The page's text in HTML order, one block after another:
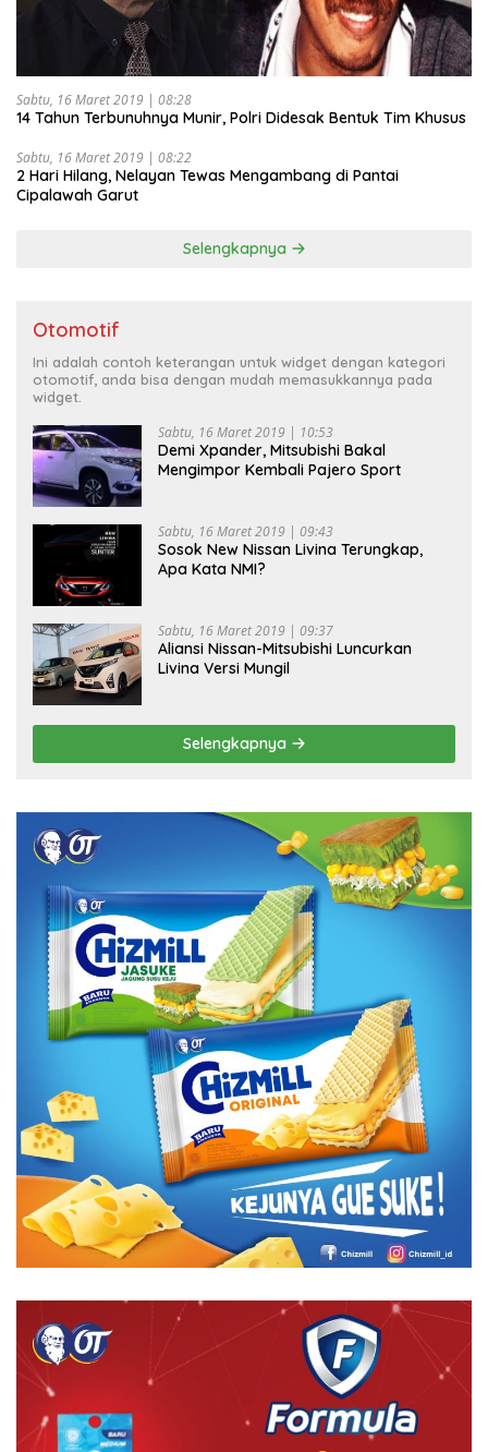
Sabtu, 16 Maret 2019 | 08:28
14 Tahun Terbunuhnya Munir, Polri Didesak Bentuk Tim Khusus
Sabtu, 16 Maret 2019 | 08:22
2 Hari Hilang, Nelayan Tewas Mengambang di Pantai
Cipalawah Garut
Selengkapnya
Otomotif
Ini adalah contoh keterangan untuk widget dengan kategori
otomotif, anda bisa dengan mudah memasukkannya pada
widget.
Sabtu, 16 Maret 2019 | 10:53
Demi Xpander, Mitsubishi Bakal
Mengimpor Kembali Pajero Sport
Sabtu, 16 Maret 2019 | 09:43
Sosok New Nissan Livina Terungkap,
Apa Kata NMI?
Sabtu, 16 Maret 2019 | 09:37
Aliansi Nissan-Mitsubishi Luncurkan
Livina Versi Mungil
Selengkapnya